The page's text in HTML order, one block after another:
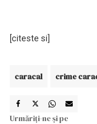
[citeste si]
caracal crime
Urmăriți-ne și pe